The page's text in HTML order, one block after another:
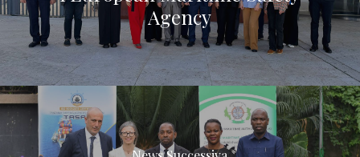
Agency